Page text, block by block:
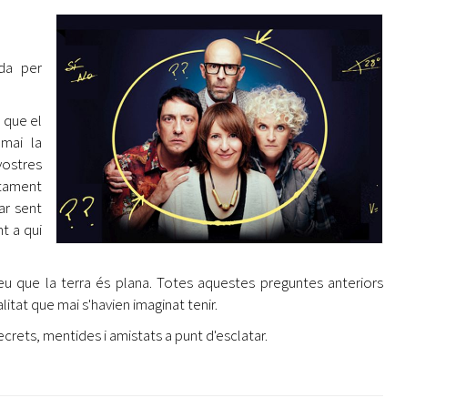
Ètica i Integritat
Retiment de Comptes
Accés a Informació Pública
Dades Obertes
Catàleg de Serveis i Tràmits
Equipaments
Mercats Municipals
Webs Municipals
per
que el
la
sent
a qui
que la terra és plana. Totes aquestes preguntes anteriors
que mai s'havien imaginat tenir.
mentides i amistats a punt d'esclatar.